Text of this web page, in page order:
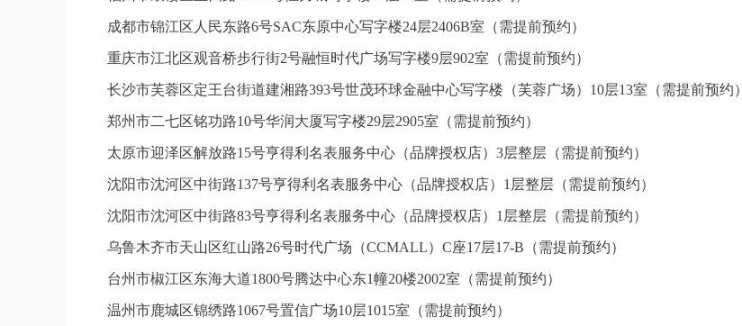
成都市锦江区人民东路6号SAC东原中心写字楼24层2406B室（需提前预约）
重庆市江北区观音桥步行街2号融恒时代广场写字楼9层902室（需提前预约）
长沙市芙蓉区定王台街道建湘路393号世茂环球金融中心写字楼（芙蓉广场）10层13室（需提前预约）
郑州市二七区铭功路10号华润大厦写字楼29层2905室（需提前预约）
太原市迎泽区解放路15号亨得利名表服务中心（品牌授权店）3层整层（需提前预约）
沈阳市沈河区中街路137号亨得利名表服务中心（品牌授权店）1层整层（需提前预约）
沈阳市沈河区中街路83号亨得利名表服务中心（品牌授权店）1层整层（需提前预约）
乌鲁木齐市天山区红山路26号时代广场（CCMALL）C座17层17-B（需提前预约）
台州市椒江区东海大道1800号腾达中心东1幢20楼2002室（需提前预约）
温州市鹿城区锦绣路1067号置信广场10层1015室（需提前预约）